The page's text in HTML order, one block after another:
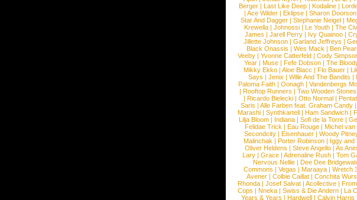
Berger| Last Like Deep| Kodaline|
| Ace Wilder| Eklipse| Sharon Doorson
Star And Dagger | Stephanie Neigel |
Krewella | Johnossi | Le Youth | The
James | Jarell Perry | Ivy Quainoo |
Jillette Johnson | Garland Jeffreys |
Black Onassis | Wes Mack | Ben
Veeby | Yvonne Catterfeld | Cody
Year| Muse| Fefe Dobson| The
Mikky Ekko | Aloe Blacc | Flo Bauer |
Says | Jenix | Wille And The Bandits |
Paloma Faith| Oonagh| Vandenbergs
| Rooftop Runners | Two Wooden Stones
| Ricardo Bielecki | Otto Normal |
Saris | Alle Farben feat. Graham Candy |
Marashi | Synthkartell | Ham Sandwich |
Lilja Bloom | Indiana | Sofi de la Torre |
Felidae Trick | Eau Rouge | Michel van
Secondcity| Eisenhauer| Woody
Malinchak | Porter Robinson| Iggy and
Oliver Heldens | Steve Angello| As
Lary | Grace | Adrenaline Rush | Tom
Nervous Nellie | Dee Dee
Commons | Vegas | Maraaya| Wretch
Avener | Colbie Caillat | Conchita
Rhonda | Josef Salvat | Acollective |
Cops | Nneka | Swiss & Die Andern | La
Years & Years | Hardwell| Calvin Harris